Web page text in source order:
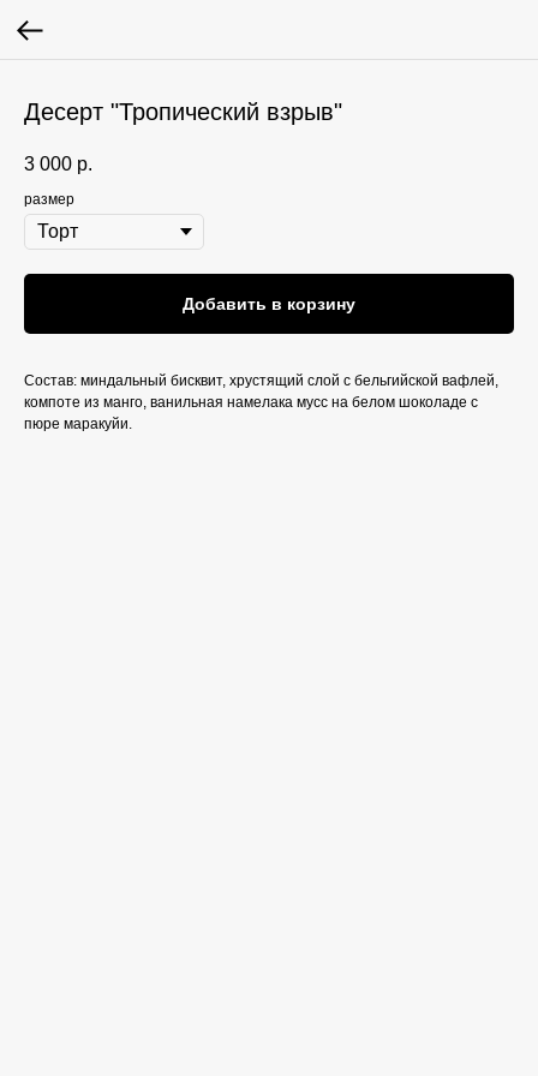
Десерт "Тропический взрыв"
3 000 р.
размер
Добавить в корзину
Состав: миндальный бисквит, хрустящий слой с бельгийской вафлей,
компоте из манго, ванильная намелака мусс на белом шоколаде с
пюре маракуйи.